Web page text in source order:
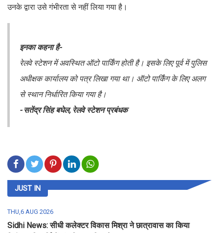
उनके द्वारा उसे गंभीरता से नहीं लिया गया है।
इनका कहना है-
रेलवे स्टेशन में अवस्थित ऑटो पार्किंग होती है। इसके लिए पूर्व में पुलिस
अधीक्षक कार्यालय को पत्र लिखा गया था। ऑटो पार्किंग के लिए अलग
से स्थान निर्धारित किया गया है।
- सतेंद्र सिंह बघेल, रेलवे स्टेशन प्रबंधक
JUST IN
THU,6 AUG 2026
Sidhi News: सीधी कलेक्टर विकास मिश्रा ने छात्रावास का किया